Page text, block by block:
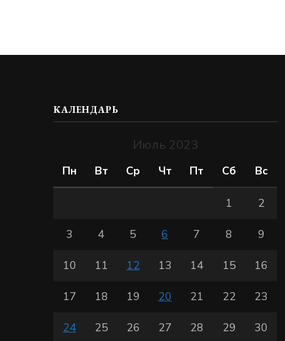
КАЛЕНДАРЬ
Июль 2023
Пн Вт Ср Чт Пт Сб Вс
1 2
3 4 5 6 7 8 9
10 11 12 13 14 15 16
17 18 19 20 21 22 23
24 25 26 27 28 29 30